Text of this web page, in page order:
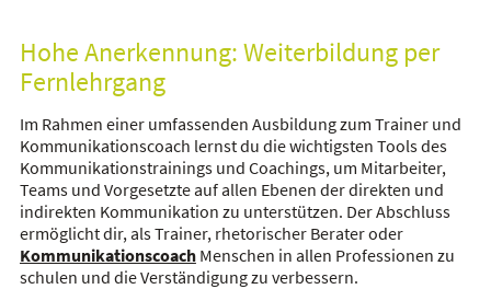
Hohe Anerkennung: Weiterbildung per
Fernlehrgang
Im Rahmen einer umfassenden Ausbildung zum Trainer und
Kommunikationscoach lernst du die wichtigsten Tools des
Kommunikationstrainings und Coachings, um Mitarbeiter,
Teams und Vorgesetzte auf allen Ebenen der direkten und
indirekten Kommunikation zu unterstützen. Der Abschluss
ermöglicht dir, als Trainer, rhetorischer Berater oder
KommunikationscoachMenschen in allen Professionen zu
schulen und die Verständigung zu verbessern.